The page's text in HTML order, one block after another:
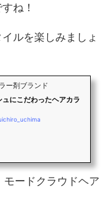
ね！
ルを楽しみましょ
ー剤ブランド
にこだわったヘアカラ
モードクラウドヘア